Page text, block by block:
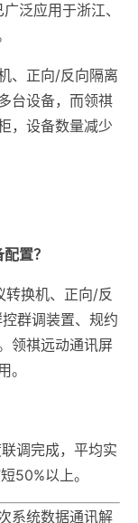
泛应用于浙江、
、正向/反向隔离
台设备，而领祺
，设备数量减少
置？
转换机、正向/反
群调装置、规约
领祺远动通讯屏
。
调完成，平均实
50%以上。
系统数据通讯解